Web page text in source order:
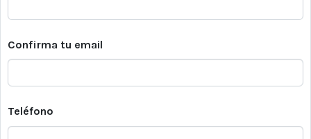
Confirma tu email
Teléfono